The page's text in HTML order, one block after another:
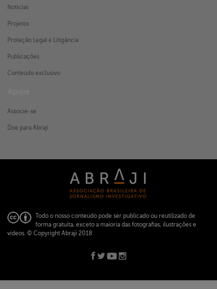
Notícias
Projetos
Proteção Legal e Litigância
Publicações
Conteúdo exclusivo
Associe-se
Doe para Abraji
Todo o nosso conteúdo pode ser publicado ou reutilizado de
forma gratuita, exceto a maioria das fotografias, ilustrações e
vídeos. © Copyright Abraji 2018